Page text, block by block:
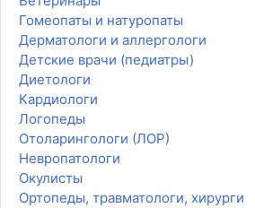
Гомеопаты и натуропаты
Дерматологи и аллергологи
Детские врачи (педиатры)
Диетологи
Кардиологи
Логопеды
Отоларингологи (ЛОР)
Невропатологи
Окулисты
Ортопеды, травматологи, хирурги